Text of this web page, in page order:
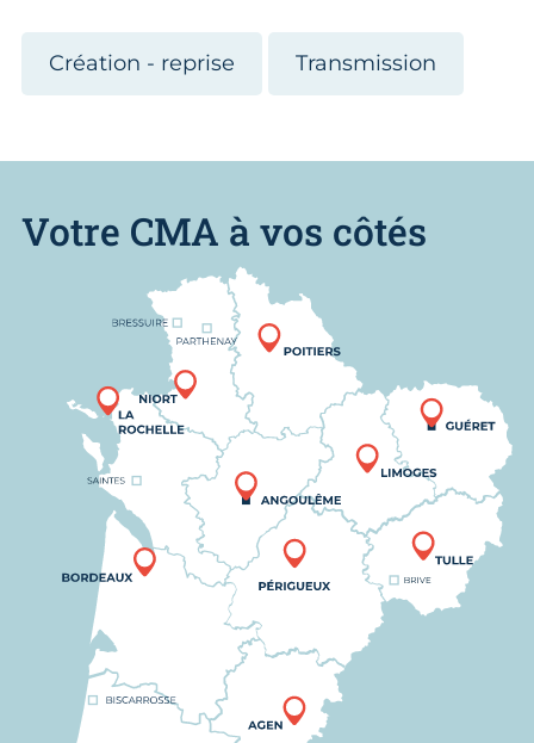
Création - reprise Transmission
Votre CMA à vos côtés